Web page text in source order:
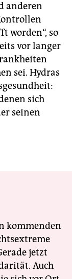
anderen
worden“, so
vor langer
sei. Hydras
sich
seinen
kommenden
jetzt
Auch